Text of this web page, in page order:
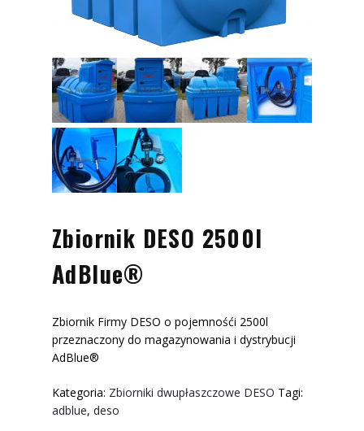
Zbiornik DESO 2500l
AdBlue®
Zbiornik Firmy DESO o pojemnośći 2500l
przeznaczony do magazynowania i dystrybucji
AdBlue®
Kategoria: Zbiorniki dwupłaszczowe DESO Tagi:
adblue, deso